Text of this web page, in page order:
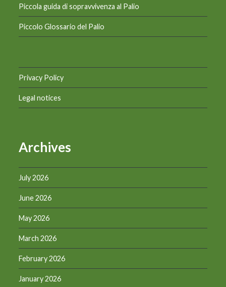
Piccola guida di sopravvivenza al Palio
Piccolo Glossario del Palio
Privacy Policy
Legal notices
Archives
July 2026
June 2026
May 2026
March 2026
February 2026
January 2026